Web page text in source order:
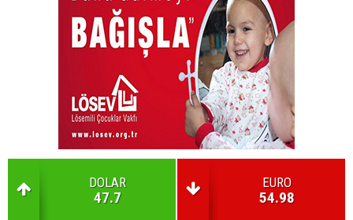
DOLAR
47.7
EURO
54.98